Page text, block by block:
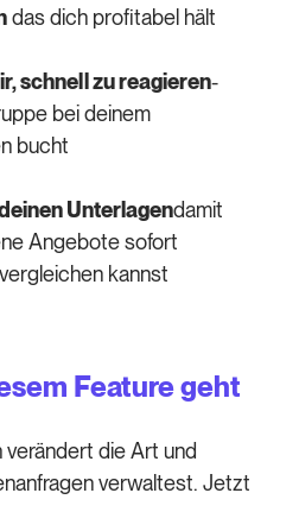
das dich profitabel hält
schnell zu reagieren-
bei deinem
bucht
Unterlagendamit
Angebote sofort
kannst
Feature geht
die Art und
verwaltest. Jetzt